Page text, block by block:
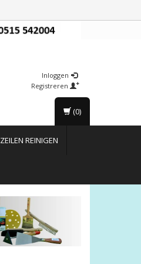
Inloggen
Registreren
ZEILEN REINIGEN
(0)